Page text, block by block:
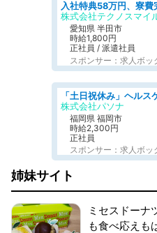
株式会社テクノスマイ
愛知県 半田市
時給1,800円
正社員 / 派遣社員
スポンサー：求人ボッ
株式会社パソナ
福岡県 福岡市
時給2,300円
正社員
スポンサー：求人ボッ
姉妹サイト
ミセスドーナ
も食べ応えも